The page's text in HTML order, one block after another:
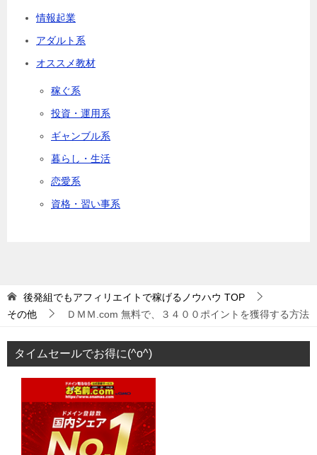
情報起業
アダルト系
オススメ教材
稼ぐ系
投資・運用系
ギャンブル系
暮らし・生活
恋愛系
資格・習い事系
後発組でもアフィリエイトで稼げるノウハウ TOP
その他
ＤＭＭ.com 無料で、３４００ポイントを獲得する方法
タイムセールでお得に(^o^)